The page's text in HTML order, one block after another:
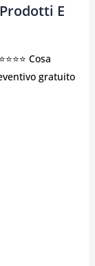
E
Cosa
gratuito